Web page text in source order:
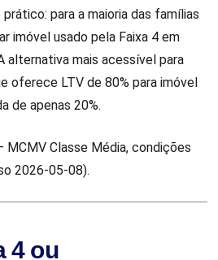
para a maioria das famílias
imóvel usado pela Faixa 4 em
alternativa mais acessível para
oferece LTV de 80% para imóvel
de apenas 20%.
Classe Média, condições
2026-05-08).
4 ou